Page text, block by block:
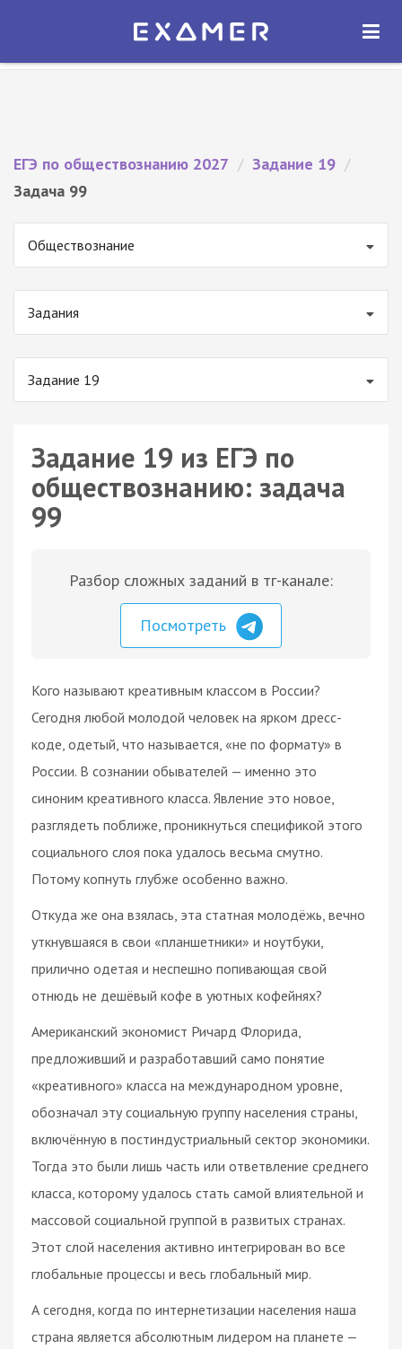
Экзамер — ЕГЭ 2027
ОТКРЫТЬ
ЕГЭ по обществознанию 2027 / Задание 19 /
Задача 99
Обществознание
Задания
Задание 19
Задание 19 из ЕГЭ по
обществознанию: задача
99
Разбор сложных заданий в тг-канале:
Посмотреть
Кого называют креативным классом в России?
Сегодня любой молодой человек на ярком дресс-
коде, одетый, что называется, «не по формату» в
России. В сознании обывателей — именно это
синоним креативного класса. Явление это новое,
разглядеть поближе, проникнуться спецификой этого
социального слоя пока удалось весьма смутно.
Потому копнуть глубже особенно важно.
Откуда же она взялась, эта статная молодёжь, вечно
уткнувшаяся в свои «планшетники» и ноутбуки,
прилично одетая и неспешно попивающая свой
отнюдь не дешёвый кофе в уютных кофейнях?
Американский экономист Ричард Флорида,
предложивший и разработавший само понятие
«креативного» класса на международном уровне,
обозначал эту социальную группу населения страны,
включённую в постиндустриальный сектор экономики.
Тогда это были лишь часть или ответвление среднего
класса, которому удалось стать самой влиятельной и
массовой социальной группой в развитых странах.
Этот слой населения активно интегрирован во все
глобальные процессы и весь глобальный мир.
А сегодня, когда по интернетизации населения наша
страна является абсолютным лидером на планете —